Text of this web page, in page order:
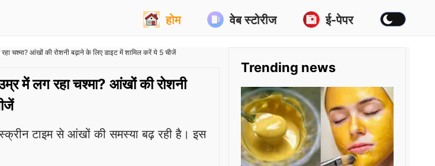
होम वेब स्टोरीज ई-पेपर
चश्मा? आंखों की रोशनी बढ़ाने के लिए डाइट में शामिल करें ये 5 चीजें
में लग रहा चश्मा? आंखों की रोशनी
टाइम से आंखों की समस्या बढ़ रही है। इस
Trending news